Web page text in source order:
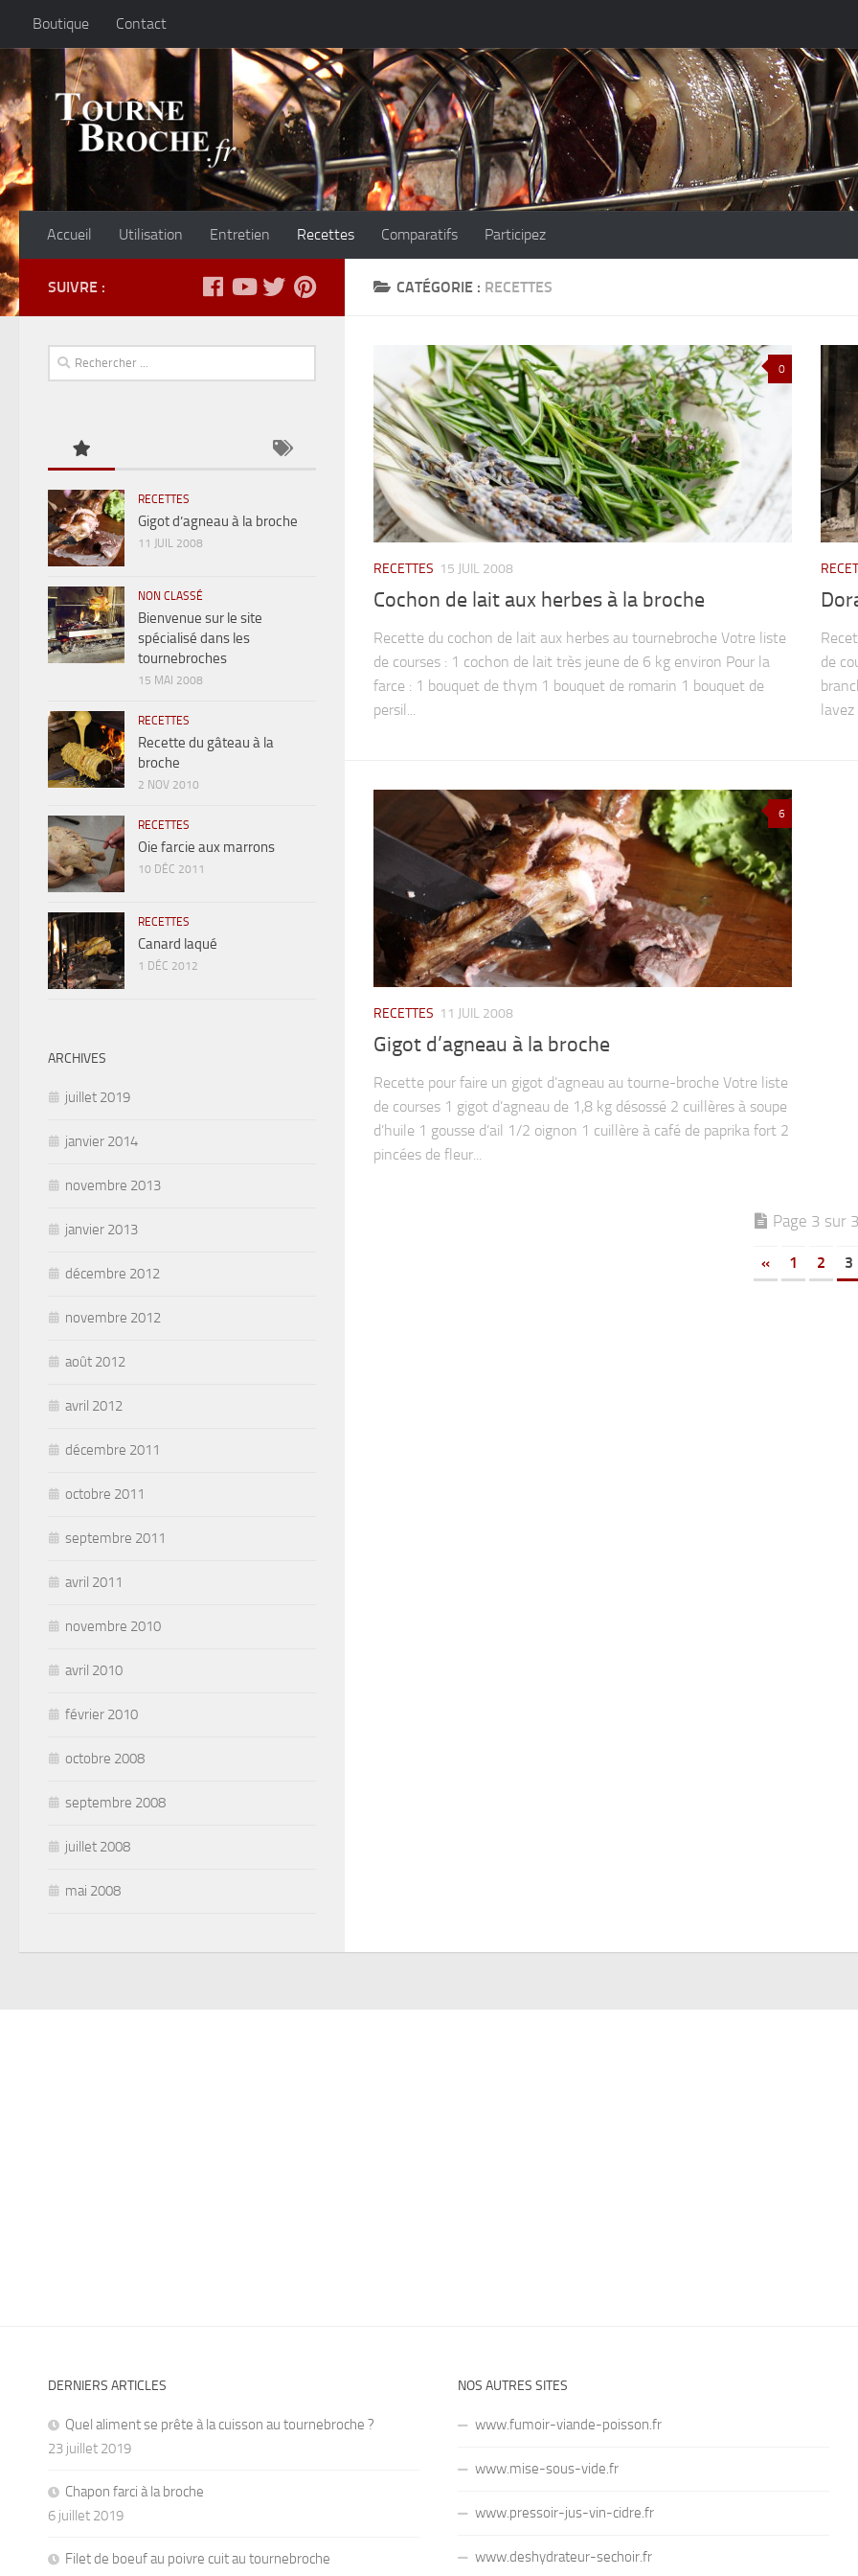
Boutique Contact
Accueil Utilisation Entretien Recettes Comparatifs Participez
CATÉGORIE : RECETTES
0
RECETTES 15 JUIL 2008
Cochon de lait aux herbes à la broche
Recette du cochon de lait aux herbes au tournebroche Votre liste
de courses : 1 cochon de lait très jeune de 6 kg environ Pour la
farce : 1 bouquet de thym 1 bouquet de romarin 1 bouquet de
persil...
de
lavez
6
RECETTES 11 JUIL 2008
Gigot d’agneau à la broche
Recette pour faire un gigot d’agneau au tourne-broche Votre liste
de courses 1 gigot d’agneau de 1,8 kg désossé 2 cuillères à soupe
d’huile 1 gousse d’ail 1/2 oignon 1 cuillère à café de paprika fort 2
pincées de fleur...
Page 3 sur
« 1 2 3
SUIVRE :
RECETTES
Gigot d’agneau à la broche
11 JUIL 2008
NON CLASSÉ
Bienvenue sur le site
spécialisé dans les
tournebroches
15 MAI 2008
RECETTES
Recette du gâteau à la
broche
2 NOV 2010
RECETTES
Oie farcie aux marrons
10 DÉC 2011
RECETTES
Canard laqué
1 DÉC 2012
ARCHIVES
juillet 2019
janvier 2014
novembre 2013
janvier 2013
décembre 2012
novembre 2012
août 2012
avril 2012
décembre 2011
octobre 2011
septembre 2011
avril 2011
novembre 2010
avril 2010
février 2010
octobre 2008
septembre 2008
juillet 2008
mai 2008
DERNIERS ARTICLES
Quel aliment se prête à la cuisson au tournebroche ?
23 juillet 2019
Chapon farci à la broche
6 juillet 2019
Filet de boeuf au poivre cuit au tournebroche
NOS AUTRES SITES
www.fumoir-viande-poisson.fr
www.mise-sous-vide.fr
www.pressoir-jus-vin-cidre.fr
www.deshydrateur-sechoir.fr